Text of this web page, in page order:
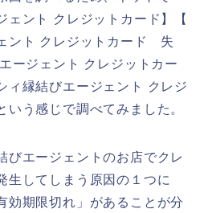
ェント クレジットカード】【
ント クレジットカード 失
ージェント クレジットカー
縁結びエージェント クレジ
う感じで調べてみました。
びエージェントのお店でクレ
生してしまう原因の１つに
効期限切れ」があることが分